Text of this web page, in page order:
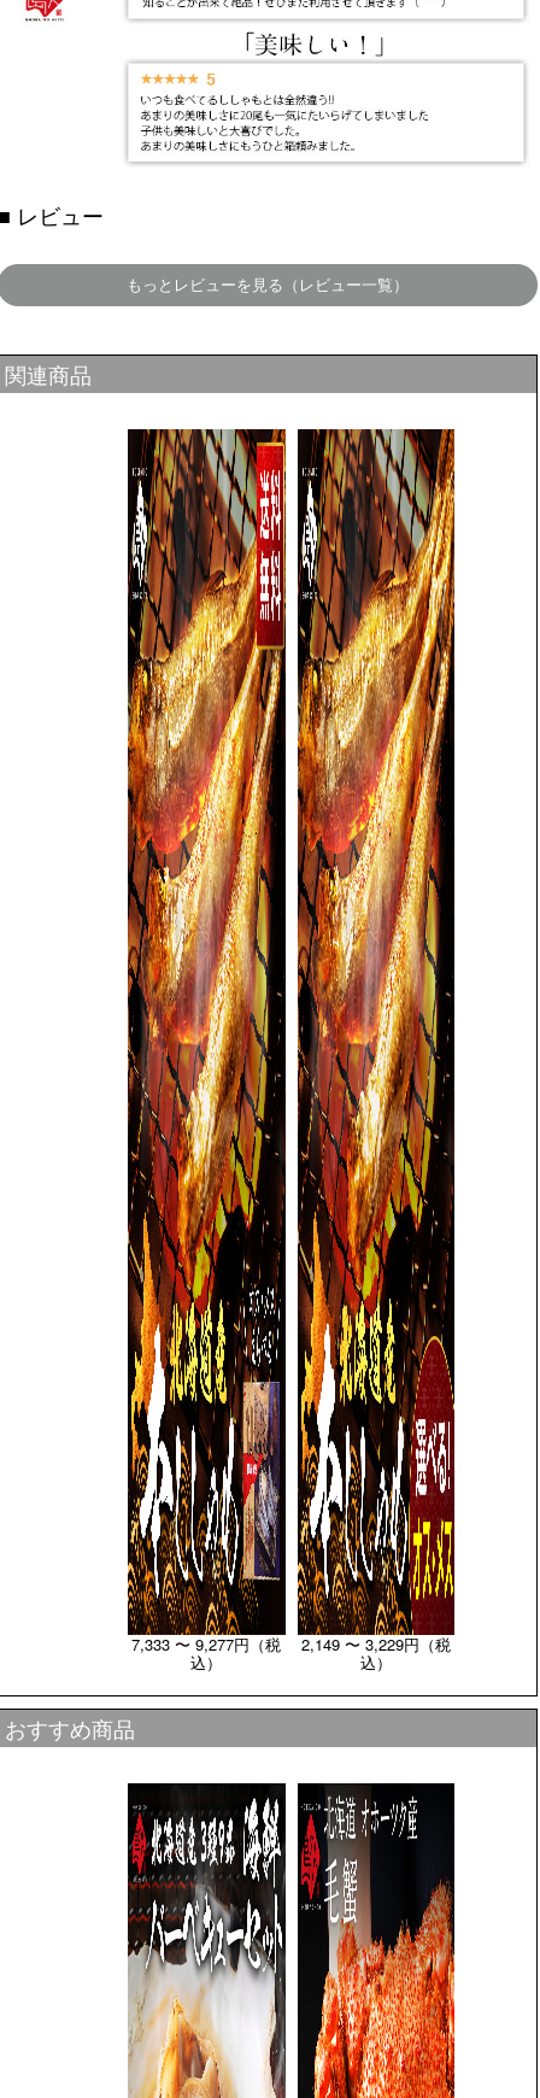
レビュー
関連商品
7,333 〜 9,277円（税
込）
2,149 〜 3,229円（税
込）
おすすめ商品